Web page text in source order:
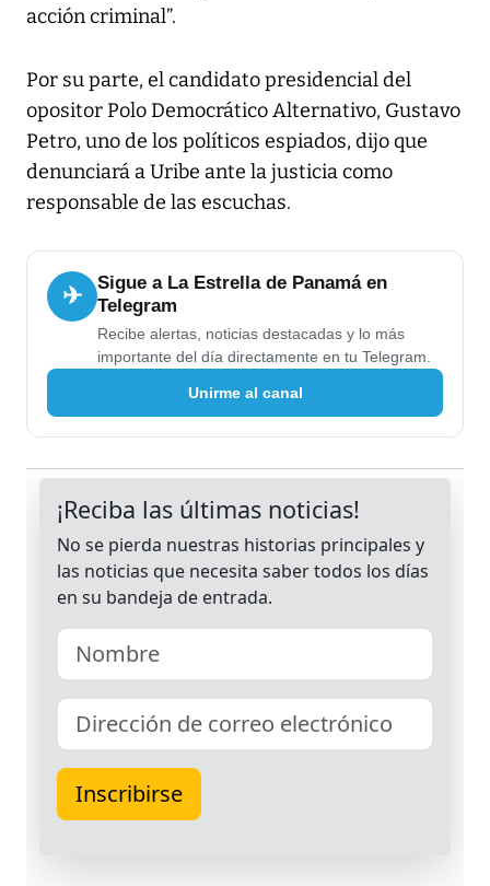
acción criminal”.
Por su parte, el candidato presidencial del
opositor Polo Democrático Alternativo, Gustavo
Petro, uno de los políticos espiados, dijo que
denunciará a Uribe ante la justicia como
responsable de las escuchas.
✈
Sigue a La Estrella de Panamá en
Telegram
Recibe alertas, noticias destacadas y lo más
importante del día directamente en tu Telegram.
Unirme al canal